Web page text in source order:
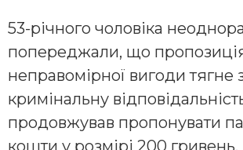
53-річного чоловіка
попереджали, що
неправомірної вигоди тягне
кримінальну
продовжував пропонувати
кошти у розмірі 200 гривень.